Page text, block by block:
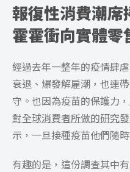
報復性消費潮席
霍霍衝向實體零
經過去年一整年的疫情肆
衰退、爆發解雇潮，也連
守。也因為疫苗的保護力，
對全球消費者所做的研究
示，一旦接種疫苗他們隨
有趣的是，這份調查其中